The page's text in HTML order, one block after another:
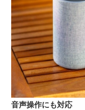
音声操作にも対応